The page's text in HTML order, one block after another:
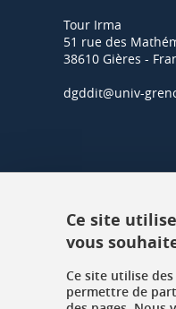
Tour Irma
51 rue des
38610 Gières -
dgddit@univ-
Ce site
vous
Ce site utilise
permettre de